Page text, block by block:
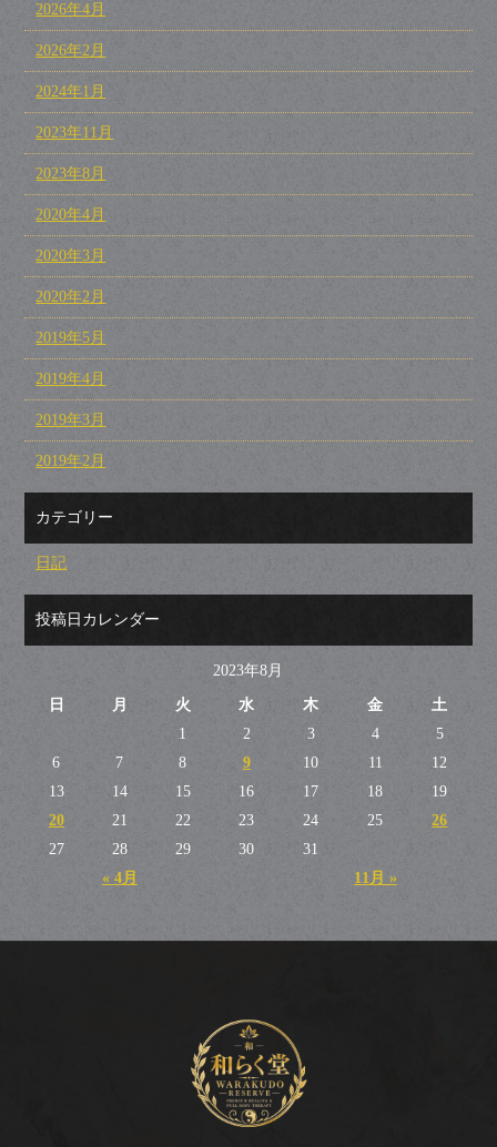
2026年4月
2026年2月
2024年1月
2023年11月
2023年8月
2020年4月
2020年3月
2020年2月
2019年5月
2019年4月
2019年3月
2019年2月
カテゴリー
日記
投稿日カレンダー
2023年8月
日 月 火 水 木 金 土
« 4月 11月 »
1 2 3 4
5
6
7 8 9 10 11
12
13
14 15 16 17 18
19
20
21 22 23 24 25
26
27
28 29 30 31